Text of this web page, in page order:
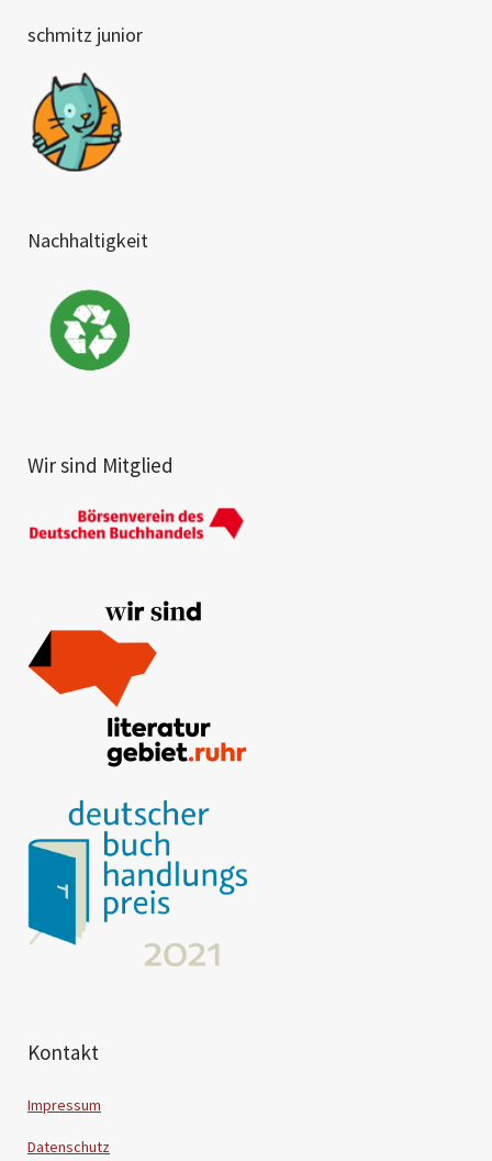
schmitz junior
Nachhaltigkeit
Wir sind Mitglied
Kontakt
Impressum
Datenschutz